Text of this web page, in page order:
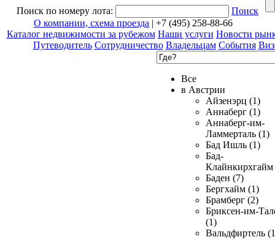
Поиск по номеру лота:
Поиск
О компании, схема проезда | +7 (495) 258-88-66
Каталог недвижимости за рубежом Наши услуги Новости
Путеводитель Сотрудничество Владельцам События
Все
в Австрии
Айзенэрц (1)
Аннаберг (1)
Аннаберг-им-
Ламмерталь (1)
Бад Ишль (1)
Бад-
Клайнкирхгайм
Баден (7)
Бергхайм (1)
Брамберг (2)
Бриксен-им-
(1)
Вальдфиртель